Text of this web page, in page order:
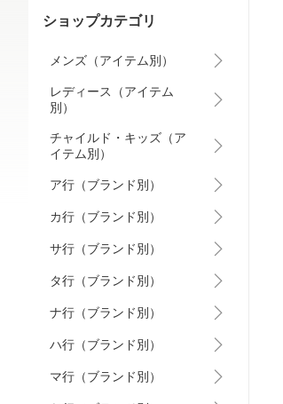
ショップカテゴリ
メンズ（アイテム別）
レディース（アイテム
別）
チャイルド・キッズ（ア
イテム別）
ア行（ブランド別）
カ行（ブランド別）
サ行（ブランド別）
タ行（ブランド別）
ナ行（ブランド別）
ハ行（ブランド別）
マ行（ブランド別）